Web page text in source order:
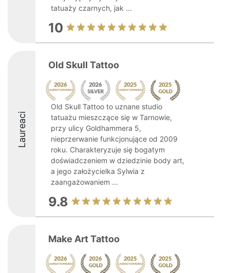
tatuaży czarnych, jak ...
10
Laureaci
Old Skull Tattoo
Old Skull Tattoo to uznane studio
tatuażu mieszczące się w Tarnowie,
przy ulicy Goldhammera 5,
nieprzerwanie funkcjonujące od 2009
roku. Charakteryzuje się bogatym
doświadczeniem w dziedzinie body art,
a jego założycielka Sylwia z
zaangażowaniem ...
9.8
Make Art Tattoo